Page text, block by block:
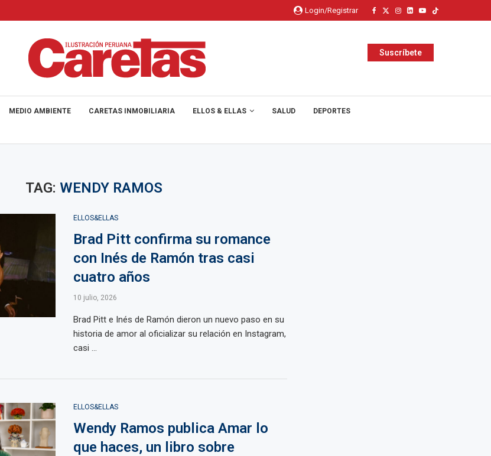
Login/Registrar
Suscríbete
MEDIO AMBIENTE CARETAS INMOBILIARIA ELLOS & ELLAS SALUD DEPORTES
TAG: WENDY RAMOS
ELLOS&ELLAS
Brad Pitt confirma su romance
con Inés de Ramón tras casi
cuatro años
10 julio, 2026
Brad Pitt e Inés de Ramón dieron un nuevo paso en su
historia de amor al oficializar su relación en Instagram,
casi ...
ELLOS&ELLAS
Wendy Ramos publica Amar lo
que haces, un libro sobre